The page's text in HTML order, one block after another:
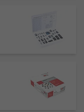
de diseño